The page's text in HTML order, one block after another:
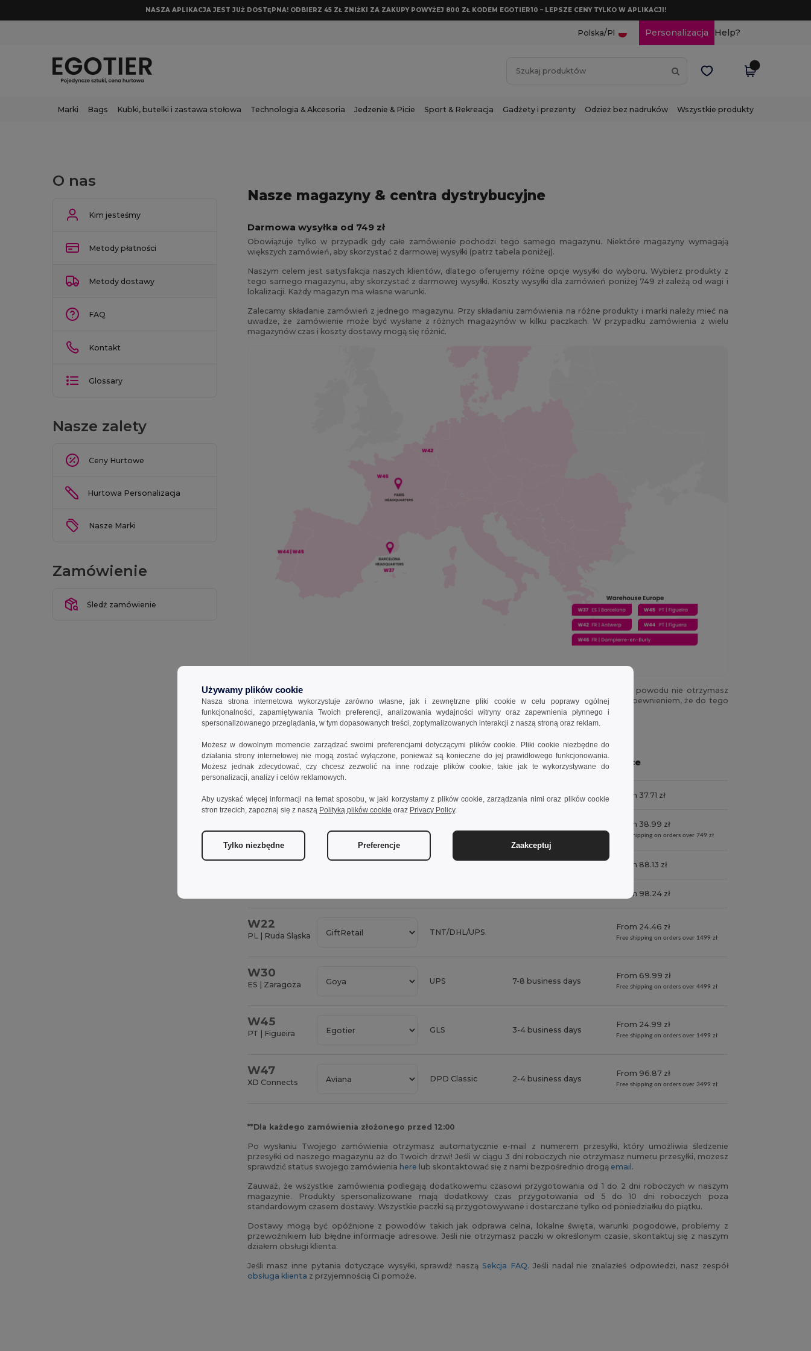
NASZA APLIKACJA JEST JUŻ DOSTĘPNA! ODBIERZ 45 ZŁ ZNIŻKI ZA ZAKUPY POWYŻEJ 800 ZŁ KODEM EGOTIER10 – LEPSZE CENY TYLKO W APLIKACJI!
Polska/Pl Personalizacja Help?
Marki Bags Kubki, butelki i zastawa stołowa Technologia & Akcesoria Jedzenie & Picie Sport & Rekreacja Gadżety i prezenty Odzież bez nadruków Wszystkie produkty
O nas
Kim jesteśmy
Metody płatności
Metody dostawy
FAQ
Kontakt
Glossary
Nasze zalety
Ceny Hurtowe
Hurtowa Personalizacja
Nasze Marki
Zamówienie
Śledź zamówienie
Nasze magazyny & centra dystrybucyjne
Darmowa wysyłka od 749 zł
Obowiązuje tylko w przypadk gdy całe zamówienie pochodzi tego samego magazynu. Niektóre magazyny wymagają
większych zamówień, aby skorzystać z darmowej wysyłki (patrz tabela poniżej).
Naszym celem jest satysfakcja naszych klientów, dlatego oferujemy różne opcje wysyłki do wyboru. Wybierz produkty z
tego samego magazynu, aby skorzystać z darmowej wysyłki. Koszty wysyłki dla zamówień poniżej 749 zł zależą od wagi i
lokalizacji. Każdy magazyn ma własne warunki.
Zalecamy składanie zamówień z jednego magazynu. Przy składaniu zamówienia na różne produkty i marki należy mieć na
uwadze, że zamówienie może być wysłane z różnych magazynów w kilku paczkach. W przypadku zamówienia z wielu
magazynów czas i koszty dostawy mogą się różnić.
Codziennie staramy się, aby wszystkie Twoje zamówienia dotarły na czas. Jeśli jednak z jakiegoś powodu nie otrzymasz
produktów w wyznaczonym czasie dostawy, będziemy pracować nad wyjaśnieniem przyczyny i zapewnieniem, że do tego
nie dojdzie ponownie.
Poniżej znajduje się orientacyjna tabela naszych harmonogramów wysyłek i kosztów.
Magazyn Marki Transporter* Delay Price
W2
FR | Saint Vigor
DPD Pickup 3-4 business days From 37.71 zł
DPD Polska 3-4 business days
From 38.99 zł
Free shipping on orders over 749 zł
From 88.13 zł
From 98.24 zł
W22
PL | Ruda Śląska TNT/DHL/UPS
From 24.46 zł
Free shipping on orders over 1499 zł
W30
ES | Zaragoza UPS 7-8 business days
From 69.99 zł
Free shipping on orders over 4499 zł
W45
PT | Figueira GLS 3-4 business days
From 24.99 zł
Free shipping on orders over 1499 zł
W47
XD Connects DPD Classic 2-4 business days
From 96.87 zł
Free shipping on orders over 3499 zł
**Dla każdego zamówienia złożonego przed 12:00
Po wysłaniu Twojego zamówienia otrzymasz automatycznie e-mail z numerem przesyłki, który umożliwia śledzenie
przesyłki od naszego magazynu aż do Twoich drzwi! Jeśli w ciągu 3 dni roboczych nie otrzymasz numeru przesyłki, możesz
sprawdzić status swojego zamówienia here lub skontaktować się z nami bezpośrednio drogą email .
Zauważ, że wszystkie zamówienia podlegają dodatkowemu czasowi przygotowania od 1 do 2 dni roboczych w naszym
magazynie. Produkty spersonalizowane mają dodatkowy czas przygotowania od 5 do 10 dni roboczych poza
standardowym czasem dostawy. Wszystkie paczki są przygotowywane i dostarczane tylko od poniedziałku do piątku.
Dostawy mogą być opóźnione z powodów takich jak odprawa celna, lokalne święta, warunki pogodowe, problemy z
przewoźnikiem lub błędne informacje adresowe. Jeśli nie otrzymasz paczki w określonym czasie, skontaktuj się z naszym
działem obsługi klienta.
Jeśli masz inne pytania dotyczące wysyłki, sprawdź naszą Sekcja FAQ. Jeśli nadal nie znalazłeś odpowiedzi, nasz zespół
obsługa klienta z przyjemnością Ci pomoże.
Używamy plików cookie
Nasza strona internetowa wykorzystuje zarówno własne, jak i zewnętrzne pliki cookie w celu poprawy ogólnej
funkcjonalności, zapamiętywania Twoich preferencji, analizowania wydajności witryny oraz zapewnienia płynnego i
spersonalizowanego przeglądania, w tym dopasowanych treści, zoptymalizowanych interakcji z naszą stroną oraz reklam.
Możesz w dowolnym momencie zarządzać swoimi preferencjami dotyczącymi plików cookie. Pliki cookie niezbędne do
działania strony internetowej nie mogą zostać wyłączone, ponieważ są konieczne do jej prawidłowego funkcjonowania.
Możesz jednak zdecydować, czy chcesz zezwolić na inne rodzaje plików cookie, takie jak te wykorzystywane do
personalizacji, analizy i celów reklamowych.
Aby uzyskać więcej informacji na temat sposobu, w jaki korzystamy z plików cookie, zarządzania nimi oraz plików cookie
stron trzecich, zapoznaj się z naszą Polityką plików cookie oraz Privacy Policy.
Tylko niezbędne Preferencje Zaakceptuj